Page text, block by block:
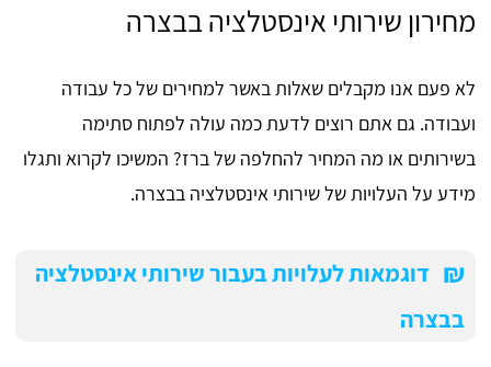
מחירון שירותי אינסטלציה בבצרה
לא פעם אנו מקבלים שאלות באשר למחירים של כל עבודה
ועבודה. גם אתם רוצים לדעת כמה עולה לפתוח סתימה
בשירותים או מה המחיר להחלפה של ברז? המשיכו לקרוא ותגלו
מידע על העלויות של שירותי אינסטלציה בבצרה.
₪ דוגמאות לעלויות בעבור שירותי אינסטלציה
בבצרה